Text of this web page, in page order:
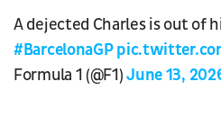
A dejected Charles is out of
#BarcelonaGP
Formula 1 (@F1)June 13,